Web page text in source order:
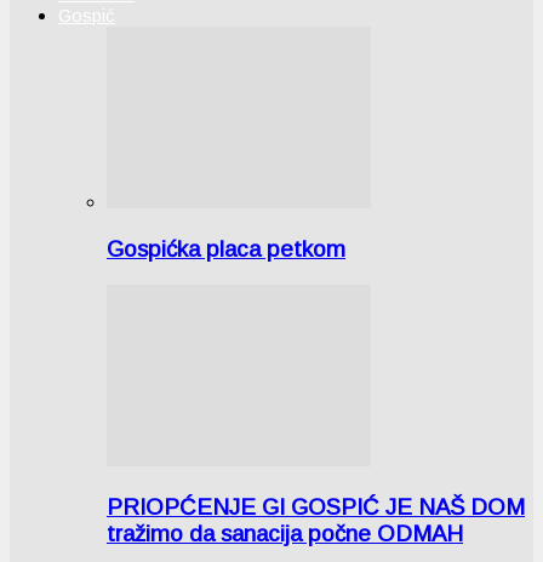
Gospić
Gospićka placa petkom
PRIOPĆENJE GI GOSPIĆ JE NAŠ DOM
tražimo da sanacija počne ODMAH